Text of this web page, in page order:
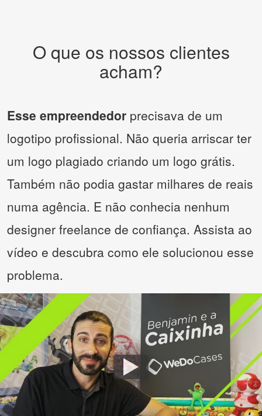
O que os nossos clientes
acham?
Esse empreendedor precisava de um
logotipo profissional. Não queria arriscar ter
um logo plagiado criando um logo grátis.
Também não podia gastar milhares de reais
numa agência. E não conhecia nenhum
designer freelance de confiança. Assista ao
vídeo e descubra como ele solucionou esse
problema.